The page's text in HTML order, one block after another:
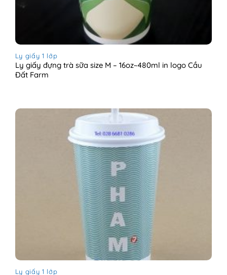
Ly giấy 1 lớp
Ly giấy đựng trà sữa size M – 16oz~480ml in logo Cầu
Đất Farm
Ly giấy 1 lớp